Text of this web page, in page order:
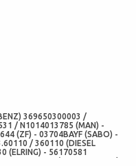
369650300003 /
/ N1014013785 (MAN) -
(ZF) - 03704BAYF (SABO) -
/ 360110 (DIESEL
(ELRING) - 56170581
RETENTORES) - VKBA 5408 /